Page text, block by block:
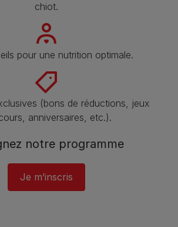
chiot.
pour une nutrition optimale.
(bons de réductions, jeux
anniversaires, etc.).
notre programme​
Je m’inscris